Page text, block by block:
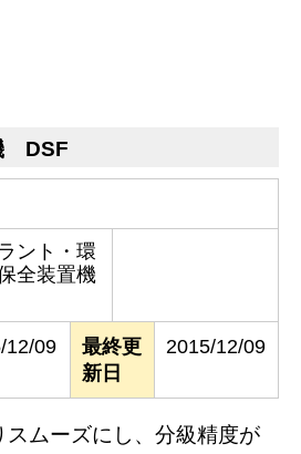
DSF
ント・環
全装置機
12/09
最終更
新日
2015/12/09
ムーズにし、分級精度が